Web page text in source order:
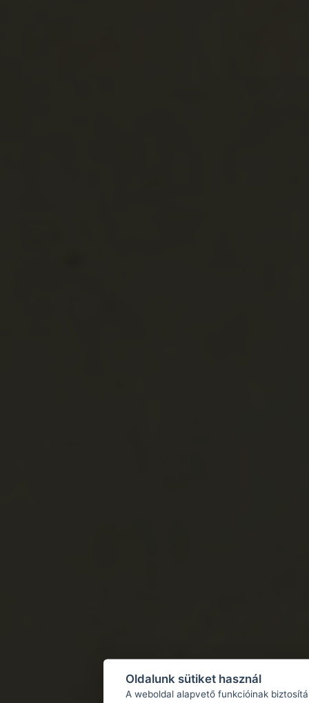
Oldalunk sütiket használ
A weboldal alapvető funkcióinak